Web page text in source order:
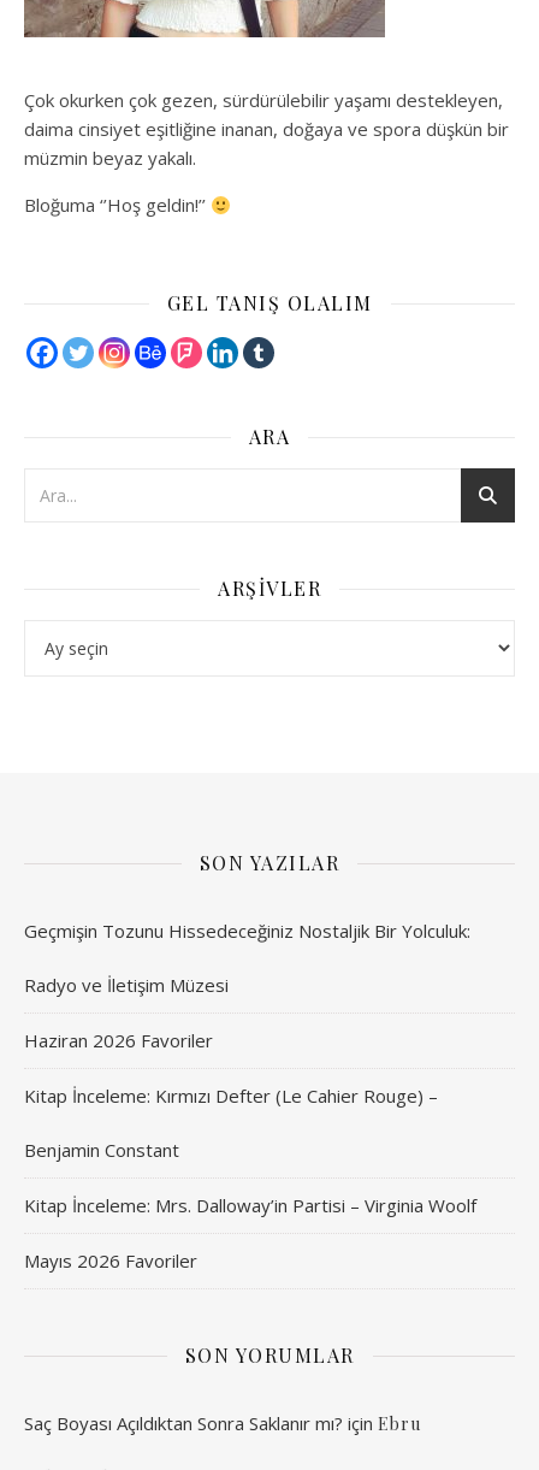
Çok okurken çok gezen, sürdürülebilir yaşamı destekleyen,
daima cinsiyet eşitliğine inanan, doğaya ve spora düşkün bir
müzmin beyaz yakalı.
Bloğuma ‘’Hoş geldin!’’
GEL TANIŞ OLALIM
ARA
ARŞIVLER
SON YAZILAR
Geçmişin Tozunu Hissedeceğiniz Nostaljik Bir Yolculuk:
Radyo ve İletişim Müzesi
Haziran 2026 Favoriler
Kitap İnceleme: Kırmızı Defter (Le Cahier Rouge) –
Benjamin Constant
Kitap İnceleme: Mrs. Dalloway’in Partisi – Virginia Woolf
Mayıs 2026 Favoriler
SON YORUMLAR
Saç Boyası Açıldıktan Sonra Saklanır mı? için Ebru